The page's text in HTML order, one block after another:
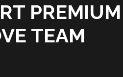
TEAM